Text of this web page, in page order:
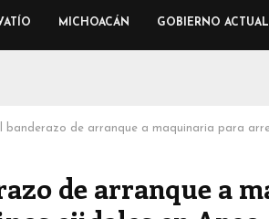
MICHOACÁN GOBIERNO ACTUAL
banderazo de arranque a maquinaria para
de arranque a